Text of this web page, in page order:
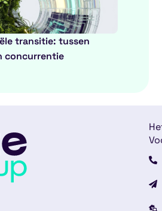
transitie: tussen
concurrentie